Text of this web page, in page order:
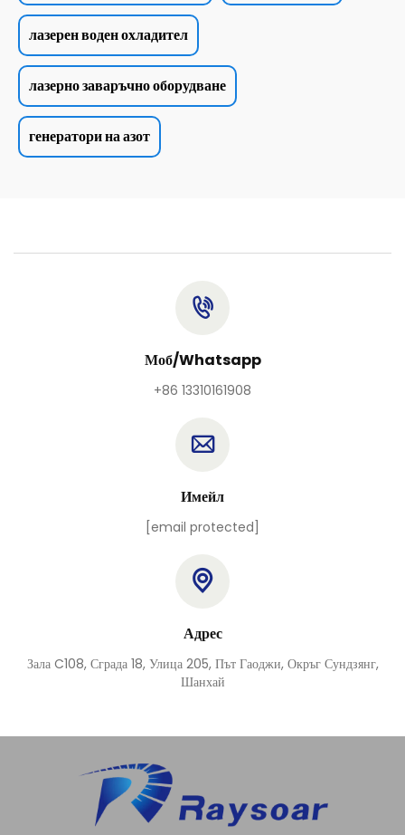
лазерен воден охладител
лазерно заваръчно оборудване
генератори на азот
Моб/Whatsapp
+86 13310161908
Имейл
[email protected]
Адрес
Зала C108, Сграда 18, Улица 205, Път Гаоджи, Окръг Сундзянг,
Шанхай